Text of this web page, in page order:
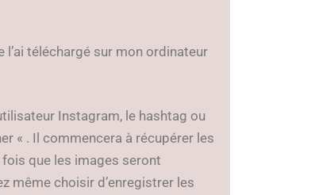
l’ai téléchargé sur mon ordinateur
Instagram, le hashtag ou
« . Il commencera à récupérer les
que les images seront
même choisir d’enregistrer les